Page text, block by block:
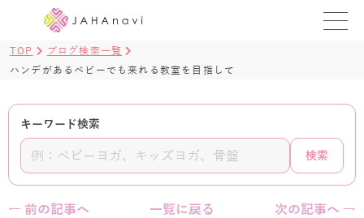
レッスンを探す
BLOG
ヨガ資格講座 ›
TOP
ブログ検索一覧
ハンデがあるベビーでも来れる教室を目指して
キーワード検索
検索
← 前の記事へ 一覧に戻る 次の記事へ →